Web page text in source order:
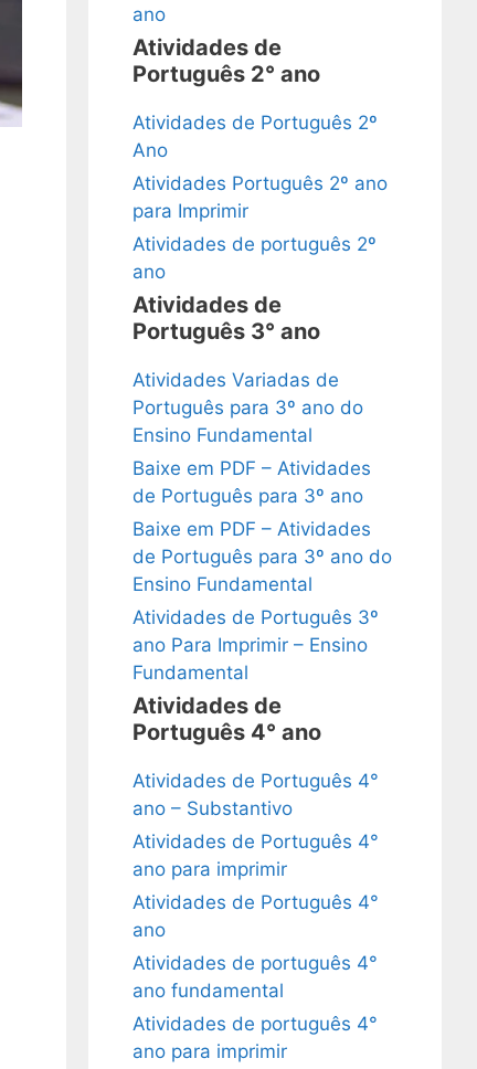
ano
Atividades de
Português 2° ano
Atividades de Português 2º
Ano
Atividades Português 2º ano
para Imprimir
Atividades de português 2º
ano
Atividades de
Português 3° ano
Atividades Variadas de
Português para 3º ano do
Ensino Fundamental
Baixe em PDF – Atividades
de Português para 3º ano
Baixe em PDF – Atividades
de Português para 3º ano do
Ensino Fundamental
Atividades de Português 3º
ano Para Imprimir – Ensino
Fundamental
Atividades de
Português 4° ano
Atividades de Português 4°
ano – Substantivo
Atividades de Português 4°
ano para imprimir
Atividades de Português 4°
ano
Atividades de português 4°
ano fundamental
Atividades de português 4°
ano para imprimir